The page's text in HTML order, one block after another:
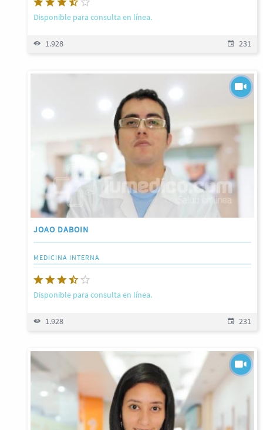
Disponible para consulta en línea.
1.928 231
JOAO DABOIN
MEDICINA INTERNA
Disponible para consulta en línea.
1.928 231